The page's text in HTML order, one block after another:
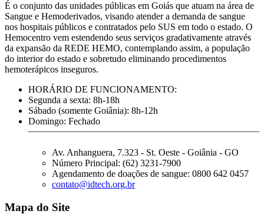
É o conjunto das unidades públicas em Goiás que atuam na área de
Sangue e Hemoderivados, visando atender a demanda de sangue
nos hospitais públicos e contratados pelo SUS em todo o estado. O
Hemocentro vem estendendo seus serviços gradativamente através
da expansão da REDE HEMO, contemplando assim, a população
do interior do estado e sobretudo eliminando procedimentos
hemoterápicos inseguros.
HORÁRIO DE FUNCIONAMENTO:
Segunda a sexta: 8h-18h
Sábado (somente Goiânia): 8h-12h
Domingo: Fechado
Av. Anhanguera, 7.323 - St. Oeste - Goiânia - GO
Número Principal: (62) 3231-7900
Agendamento de doações de sangue: 0800 642 0457
contato@idtech.org.br
Mapa do Site